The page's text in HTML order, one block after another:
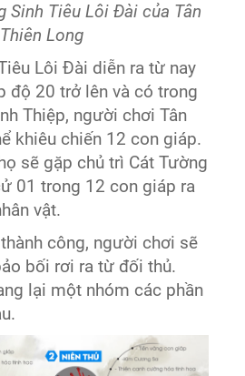
Sinh Tiêu Lôi Đài của Tân
Thiên Long
Lôi Đài diễn ra từ nay
độ 20 trở lên và có trong
Thiệp, người chơi Tân
khiêu chiến 12 con giáp.
sẽ gặp chủ trì Cát Tường
01 trong 12 con giáp ra
vật.
công, người chơi sẽ
bối rơi ra từ đối thủ.
lại một nhóm các phần